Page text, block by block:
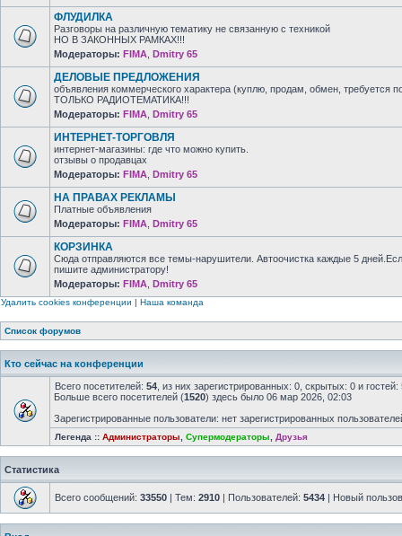
ФЛУДИЛКА
Разговоры на различную тематику не связанную с техникой
НО В ЗАКОННЫХ РАМКАХ!!!
Модераторы: FIMA Dmitry 65
ДЕЛОВЫЕ ПРЕДЛОЖЕНИЯ
объявления коммерческого характера (куплю, продам, обмен, требуется
ТОЛЬКО РАДИОТЕМАТИКА!!!
Модераторы: FIMA Dmitry 65
ИНТЕРНЕТ-ТОРГОВЛЯ
интернет-магазины: где что можно купить.
отзывы о продавцах
Модераторы: FIMA Dmitry 65
НА ПРАВАХ РЕКЛАМЫ
Платные объявления
Модераторы: FIMA Dmitry 65
КОРЗИНКА
Сюда отправляются все темы-нарушители. Автоочистка каждые 5
пишите администратору!
Модераторы: FIMA Dmitry 65
Удалить cookies конференции | Наша команда
Список форумов
Кто сейчас на конференции
Всего посетителей: 54 , из них зарегистрированных: 0, скрытых: 0 и
Больше всего посетителей (1520) здесь было 06 мар 2026, 02:03
Зарегистрированные пользователи: нет зарегистрированных
Легенда :: Администраторы Супермодераторы Друзья
Статистика
Всего сообщений: 33550 | Тем: 2910 | Пользователей: 5434 | Новый